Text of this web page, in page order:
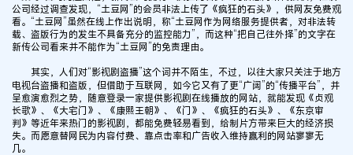
公司经过调查发现，“土豆网”的会员非法上传了《疯狂的石头》，供网友免费观
看。“土豆网”虽然在线上作出说明，称“土豆网作为网络服务提供者，对非法转
载、盗版行为的发生不具备充分的监控能力”，而这种“把自己往外择”的文字在
新传公司看来并不能作为“土豆网”的免责理由。
其实，人们对“影视剧盗播”这个词并不陌生，不过，以往大家只关注于地方
电视台盗播和盗版，但借助于互联网，如今它又有了更“广阔”的“传播平台”，并
呈愈演愈烈之势，随意登录一家提供影视剧在线播放的网站，就能发现《贞观
长歌》、《大宅门》、《康熙王朝》、《门》、《疯狂的石头》、《东京审
判》等近年来热门的影视剧，都能免费轻易看到，给制片方带来巨大的经济损
失。而愿意替网民为内容付费、靠点击率和广告收入维持赢利的网站寥寥无
几。